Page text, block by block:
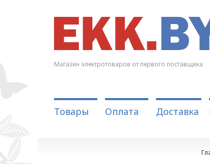
Магазин электротоваров от первого поставщика
Товары Оплата Доставка